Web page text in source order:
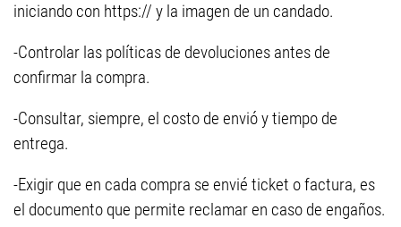
iniciando con https:// y la imagen de un candado.
-Controlar las políticas de devoluciones antes de
confirmar la compra.
-Consultar, siempre, el costo de envió y tiempo de
entrega.
-Exigir que en cada compra se envié ticket o factura, es
el documento que permite reclamar en caso de engaños.